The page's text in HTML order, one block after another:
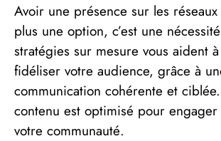
Avoir une présence sur les réseaux
plus une option, c’est une
stratégies sur mesure vous aident
fidéliser votre audience, grâce à
communication cohérente et
contenu est optimisé pour
votre communauté.